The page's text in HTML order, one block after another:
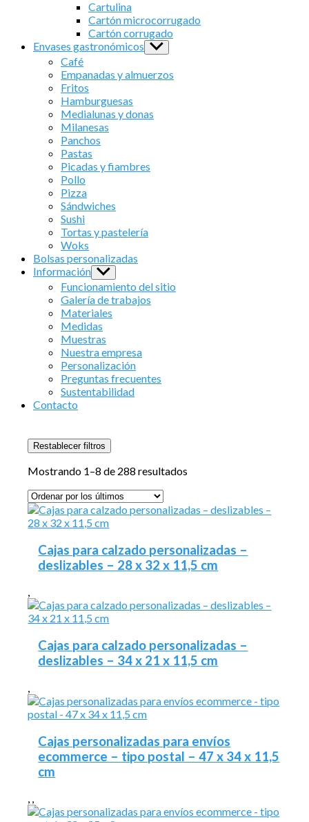
sub
menu
Cartulina
Cartón microcorrugado
Cartón corrugado
Envases gastronómicos Show
sub
Café
Empanadas y almuerzos
Fritos
Hamburguesas
Medialunas y donas
Milanesas
Panchos
Pastas
Picadas y fiambres
Pollo
Pizza
Sándwiches
Sushi
Tortas y pastelería
Woks
Bolsas personalizadas
Información Show
sub
menu
Funcionamiento del sitio
Galería de trabajos
Materiales
Medidas
Muestras
Nuestra empresa
Personalización
Preguntas frecuentes
Sustentabilidad
Contacto
Restablecer filtros
Mostrando 1–8 de 288 resultados
últimos
Cajas para calzado personalizadas –
deslizables – 28 x 32 x 11,5 cm
,
Cajas para calzado personalizadas –
deslizables – 34 x 21 x 11,5 cm
,
Cajas personalizadas para envíos
ecommerce – tipo postal – 47 x 34 x 11,5
cm
, ,